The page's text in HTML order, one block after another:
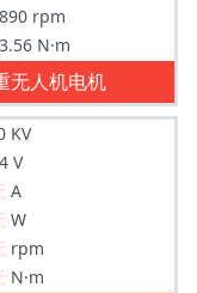
rpm
N·m
无人机电机
KV
V
A
W
rpm
N·m